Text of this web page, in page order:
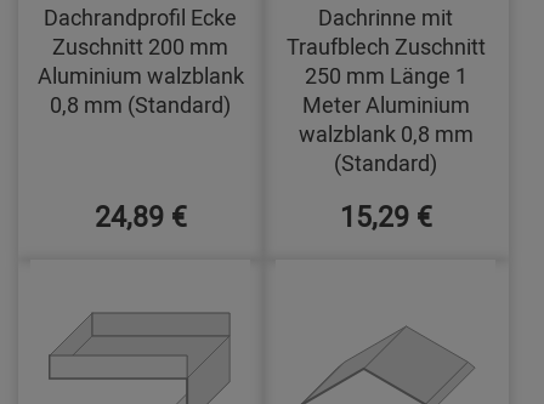
Dachrandprofil Ecke
Zuschnitt 200 mm
Aluminium walzblank
0,8 mm (Standard)
24,89 €
Dachrinne mit
Traufblech Zuschnitt
250 mm Länge 1
Meter Aluminium
walzblank 0,8 mm
(Standard)
15,29 €